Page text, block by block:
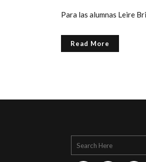
Para las alumnas Leire
Read More